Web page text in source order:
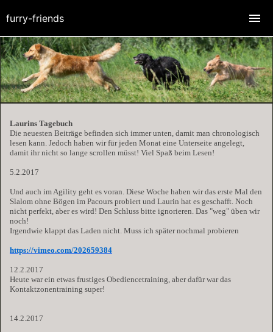
Laurins Tagebuch
Die neuesten Beiträge befinden sich immer unten, damit man chronologisch
lesen kann. Jedoch haben wir für jeden Monat eine Unterseite angelegt,
damit ihr nicht so lange scrollen müsst! Viel Spaß beim Lesen!
5.2.2017
Und auch im Agility geht es voran. Diese Woche haben wir das erste Mal den
Slalom ohne Bögen im Pacours probiert und Laurin hat es geschafft. Noch
nicht perfekt, aber es wird! Den Schluss bitte ignorieren. Das "weg" üben wir
noch!
Irgendwie klappt das Laden nicht. Muss ich später nochmal probieren
https://vimeo.com/202659384
12.2.2017
Heute war ein etwas frustiges Obediencetraining, aber dafür war das
Kontaktzonentraining super!
14.2.2017
furry-friends